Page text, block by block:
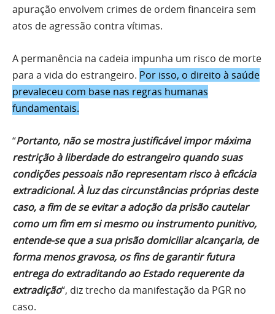
apuração envolvem crimes de ordem financeira sem
atos de agressão contra vítimas.
A permanência na cadeia impunha um risco de morte
para a vida do estrangeiro. Por isso, o direito à saúde
prevaleceu com base nas regras humanas
fundamentais.
“Portanto, não se mostra justificável impor máxima
restrição à liberdade do estrangeiro quando suas
condições pessoais não representam risco à eficácia
extradicional. À luz das circunstâncias próprias deste
caso, a fim de se evitar a adoção da prisão cautelar
como um fim em si mesmo ou instrumento punitivo,
entende-se que a sua prisão domiciliar alcançaria, de
forma menos gravosa, os fins de garantir futura
entrega do extraditando ao Estado requerente da
extradição“, diz trecho da manifestação da PGR no
caso.